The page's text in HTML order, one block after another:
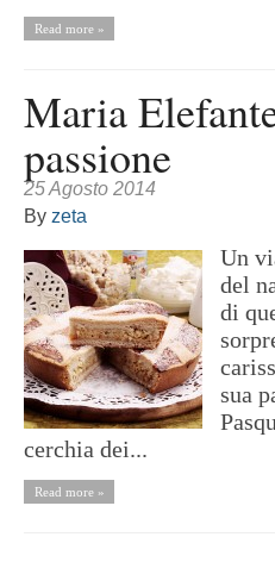
Read more »
Maria
passione
25 Agosto 2014
By zeta
Un
del
di
sua
cerchia dei...
Read more »